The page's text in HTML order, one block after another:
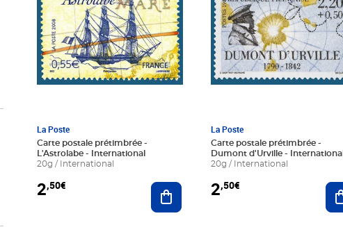
La Poste
Carte postale prétimbrée -
L'Astrolabe - International
20g / International
2,50€ Ajouter au panier
La Poste
Carte postale prétimbrée -
Dumont d'Urville - International
20g / International
2,50€